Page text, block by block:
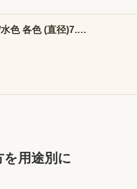
色 各色 (直径)7.…
用途別に